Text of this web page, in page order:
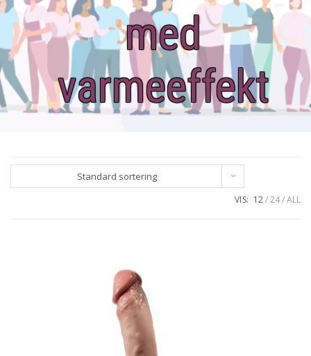
med
varmeeffekt
Standard sortering
VIS: 12 24 ALL